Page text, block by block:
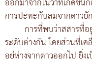
การปะทะกับลมจากดาวยั
การที่พบว่าสสารที่อ
ระดับต่างกัน โดยส่วนที่เ